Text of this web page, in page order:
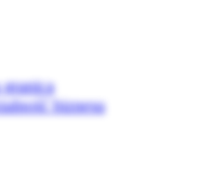
granicą
biznesu